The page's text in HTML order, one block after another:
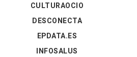
CULTURAOCIO
DESCONECTA
EPDATA.ES
INFOSALUS